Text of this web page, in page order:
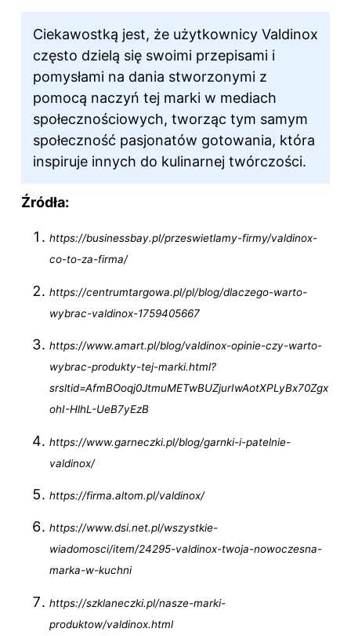
Ciekawostką jest, że użytkownicy Valdinox
często dzielą się swoimi przepisami i
pomysłami na dania stworzonymi z
pomocą naczyń tej marki w mediach
społecznościowych, tworząc tym samym
społeczność pasjonatów gotowania, która
inspiruje innych do kulinarnej twórczości.
Źródła:
https://businessbay.pl/przeswietlamy-firmy/valdinox-
co-to-za-firma/
https://centrumtargowa.pl/pl/blog/dlaczego-warto-
wybrac-valdinox-1759405667
https://www.amart.pl/blog/valdinox-opinie-czy-warto-
wybrac-produkty-tej-marki.html?
srsltid=AfmBOoqj0JtmuMETwBUZjurIwAotXPLyBx70Zgx
ohI-HlhL-UeB7yEzB
https://www.garneczki.pl/blog/garnki-i-patelnie-
valdinox/
https://firma.altom.pl/valdinox/
https://www.dsi.net.pl/wszystkie-
wiadomosci/item/24295-valdinox-twoja-nowoczesna-
marka-w-kuchni
https://szklaneczki.pl/nasze-marki-
produktow/valdinox.html